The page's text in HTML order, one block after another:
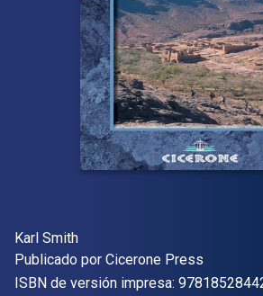
Autor(es)
Karl Smith
Editor
Publicado por Cicerone Press
ISBN de versión impresa: